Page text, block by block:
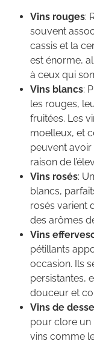
Vins rouges:
souvent
cassis et la
est énorme,
à ceux qui
Vins blancs:
les rouges,
fruitées. Les
moelleux, et
peuvent avoir
raison de
Vins rosés:
blancs,
rosés varient
des arômes
Vins
pétillants
occasion. Ils
persistantes,
douceur et
Vins de
pour clore un
vins comme